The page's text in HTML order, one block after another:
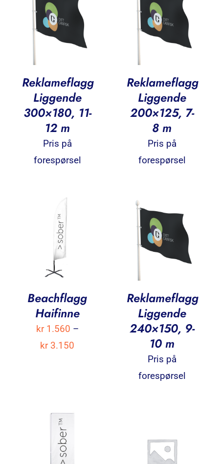
Reklameflagg
Liggende
300×180, 11-
12 m
Pris på
forespørsel
Reklameflagg
Liggende
200×125, 7-
8 m
Pris på
forespørsel
Beachflagg
Haifinne
kr1.560 –
kr3.150
Reklameflagg
Liggende
240×150, 9-
10 m
Pris på
forespørsel